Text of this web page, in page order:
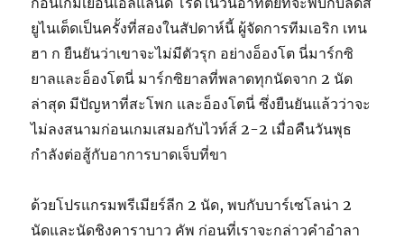
ยูไนเต็ดเป็นครั้งที่สองในสัปดาห์นี้ ผู้จัดการทีมเอริก เทน
ฮา ก ยืนยันว่าเขาจะไม่มีตัวรุก อย่างอ็องโต นี่มาร์กซิ
ยาลและอ็องโตนี่ มาร์กซิยาลที่พลาดทุกนัดจาก 2 นัด
ล่าสุด มีปัญหาที่สะโพก และอ็องโตนี่ ซึ่งยืนยันแล้วว่าจะ
ไม่ลงสนามก่อนเกมเสมอกับไวท์ส์ 2-2 เมื่อคืนวันพุธ
กำลังต่อสู้กับอาการบาดเจ็บที่ขา
ด้วยโปรแกรมพรีเมียร์ลีก 2 นัด, พบกับบาร์เซโลน่า 2
นัดและนัดชิงคาราบาว คัพ ก่อนที่เราจะกล่าวคำอำลา